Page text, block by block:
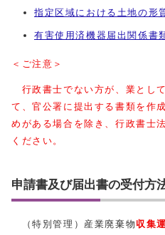
指定区域における土地の形
有害使用済機器届出関係書
＜ご注意＞
行政書士でない方が、業とし
て、官公署に提出する書類を作
めがある場合を除き、行政書士
ください。
申請書及び届出書の受付方
（特別管理）産業廃棄物 収集